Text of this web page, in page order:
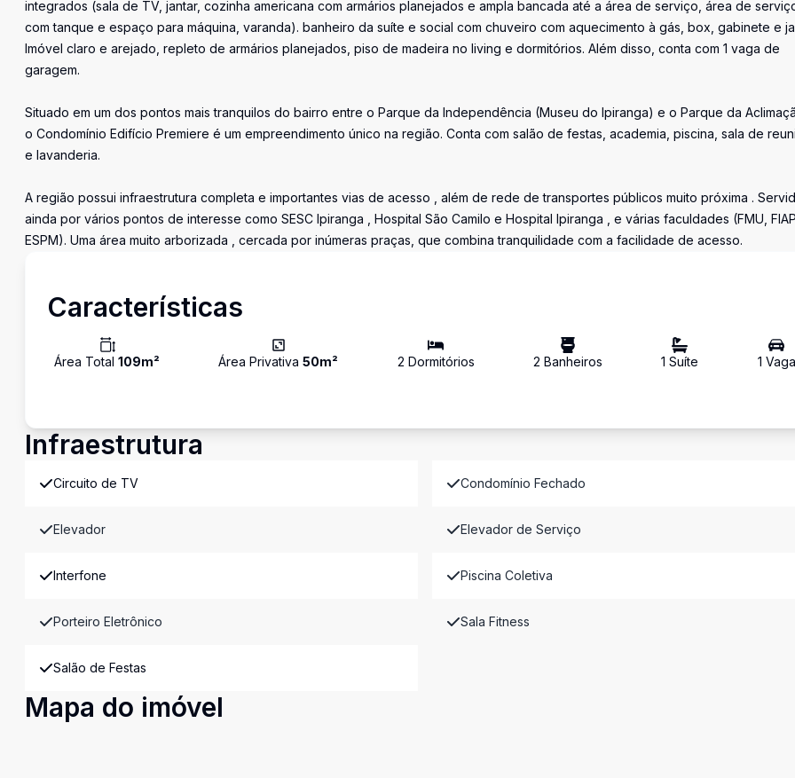
integrados (sala de TV, jantar, cozinha americana com armários planejados e ampla bancada até a área de serviço, área de
com tanque e espaço para máquina, varanda). banheiro da suíte e social com chuveiro com aquecimento à gás, box, gabinete e
Imóvel claro e arejado, repleto de armários planejados, piso de madeira no living e dormitórios. Além disso, conta com 1 vaga de
garagem.
Situado em um dos pontos mais tranquilos do bairro entre o Parque da Independência (Museu do Ipiranga) e o Parque da
o Condomínio Edifício Premiere é um empreendimento único na região. Conta com salão de festas, academia, piscina, sala de
e lavanderia.
A região possui infraestrutura completa e importantes vias de acesso , além de rede de transportes públicos muito próxima .
ainda por vários pontos de interesse como SESC Ipiranga , Hospital São Camilo e Hospital Ipiranga , e várias faculdades (FMU,
ESPM). Uma área muito arborizada , cercada por inúmeras praças, que combina tranquilidade com a facilidade de acesso.
Características
Área Total 109m² Área Privativa50m² 2 Dormitórios 2 Banheiros 1 Suíte 1 Vaga
Infraestrutura
Circuito de TV Condomínio Fechado
Elevador Elevador de Serviço
Interfone Piscina Coletiva
Porteiro Eletrônico Sala Fitness
Salão de Festas
Mapa do imóvel